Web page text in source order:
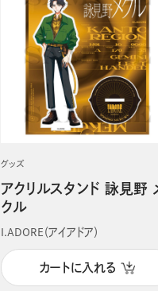
グッズ
アクリルスタンド 詠見野
クル
I.ADORE（アイアドア）
カートに入れる